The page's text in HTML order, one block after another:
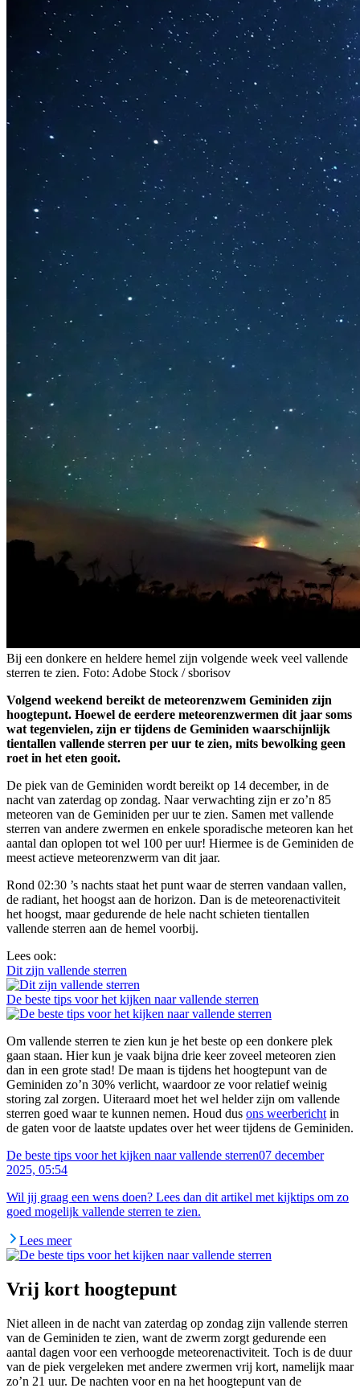
Bij een donkere en heldere hemel zijn volgende week veel vallende
sterren te zien. Foto: Adobe Stock / sborisov
Volgend weekend bereikt de meteorenzwem Geminiden zijn
hoogtepunt. Hoewel de eerdere meteorenzwermen dit jaar soms
wat tegenvielen, zijn er tijdens de Geminiden waarschijnlijk
tientallen vallende sterren per uur te zien, mits bewolking geen
roet in het eten gooit.
De piek van de Geminiden wordt bereikt op 14 december, in de
nacht van zaterdag op zondag. Naar verwachting zijn er zo’n 85
meteoren van de Geminiden per uur te zien. Samen met vallende
sterren van andere zwermen en enkele sporadische meteoren kan het
aantal dan oplopen tot wel 100 per uur! Hiermee is de Geminiden de
meest actieve meteorenzwerm van dit jaar.
Rond 02:30 ’s nachts staat het punt waar de sterren vandaan vallen,
de radiant, het hoogst aan de horizon. Dan is de meteorenactiviteit
het hoogst, maar gedurende de hele nacht schieten tientallen
vallende sterren aan de hemel voorbij.
Lees ook:
Dit zijn vallende sterren
De beste tips voor het kijken naar vallende sterren
Om vallende sterren te zien kun je het beste op een donkere plek
gaan staan. Hier kun je vaak bijna drie keer zoveel meteoren zien
dan in een grote stad! De maan is tijdens het hoogtepunt van de
Geminiden zo’n 30% verlicht, waardoor ze voor relatief weinig
storing zal zorgen. Uiteraard moet het wel helder zijn om vallende
sterren goed waar te kunnen nemen. Houd dus ons weerbericht in
de gaten voor de laatste updates over het weer tijdens de Geminiden.
De beste tips voor het kijken naar vallende sterren07 december
2025, 05:54
Wil jij graag een wens doen? Lees dan dit artikel met kijktips om zo
goed mogelijk vallende sterren te zien.
Lees meer
Vrij kort hoogtepunt
Niet alleen in de nacht van zaterdag op zondag zijn vallende sterren
van de Geminiden te zien, want de zwerm zorgt gedurende een
aantal dagen voor een verhoogde meteorenactiviteit. Toch is de duur
van de piek vergeleken met andere zwermen vrij kort, namelijk maar
zo’n 21 uur. De nachten voor en na het hoogtepunt van de